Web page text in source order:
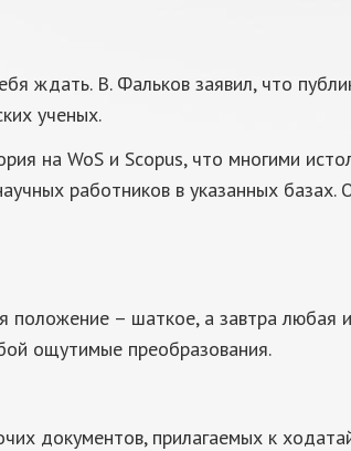
ждать. В. Фальков заявил, что
ученых.
на WoS и Scopus, что многими
работников в указанных базах.
положение – шаткое, а завтра
ощутимые преобразования.
прилагаемых к